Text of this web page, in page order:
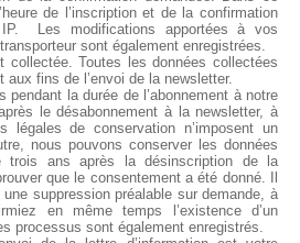
de l’inscription et de la confirmation
Les modifications apportées à vos
sont également enregistrées.
collectée. Toutes les données collectées
fins de l’envoi de la newsletter.
pendant la durée de l’abonnement à notre
le désabonnement à la newsletter, à
légales de conservation n’imposent un
nous pouvons conserver les données
trois ans après la désinscription de la
que le consentement a été donné. Il
suppression préalable sur demande, à
en même temps l’existence d’un
processus sont également enregistrés.